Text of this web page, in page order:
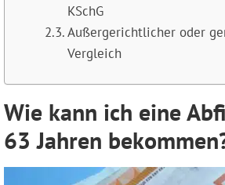
KSchG
Außergerichtlicher oder
Vergleich
Wie kann ich eine
63 Jahren